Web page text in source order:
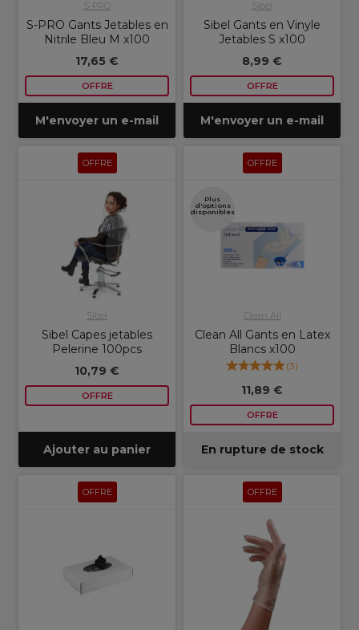
S-PRO
S-PRO Gants Jetables en
Nitrile Bleu M x100
17,65 €
OFFRE
M'envoyer un e-mail
Sibel
Sibel Gants en Vinyle
Jetables S x100
8,99 €
OFFRE
M'envoyer un e-mail
OFFRE
Sibel
Sibel Capes jetables
Pelerine 100pcs
10,79 €
OFFRE
Ajouter au panier
OFFRE
Plus
d'options
disponibles
Clean All
Clean All Gants en Latex
Blancs x100
(3)
11,89 €
OFFRE
En rupture de stock
OFFRE OFFRE